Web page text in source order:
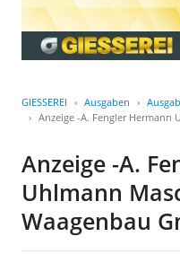
GIESSEREI Ausgaben
Anzeige -A. Fengler Hermann
Anzeige -A.
Uhlmann
Waagenbau